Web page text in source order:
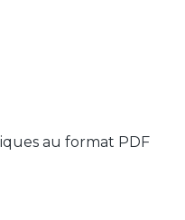
au format PDF